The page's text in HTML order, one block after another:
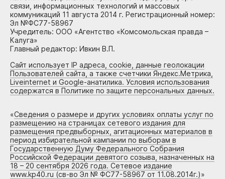
связи, информационных технологий и массовых
коммуникаций 11 августа 2014 г. Регистрационный номер:
Эл №ФС77-58967
Учредитель: ООО «Агентство «Комсомольская правда –
Калуга»
Главный редактор: Ивкин В.П.
Сайт использует IP адреса, cookie, данные геолокации
Пользователей сайта, а также счетчики Яндекс.Метрика,
Liveinternet и Google-анатилика. Условия использования
содержатся в Политике по защите персональных данных.
«Сведения о размере и других условиях оплаты услуг по
размещению на страницах сетевого издания для
размещения предвыборных, агитационных материалов в
период избирательной кампании по выборам в
Государственную Думу Федерального Собрания
Российской Федерации девятого созыва, назначенных на
18 – 20 сентября 2026 года. Сетевое издание
www.kp40.ru (св-во Эл № ФС77-58967 от 11.08.2014г.)»